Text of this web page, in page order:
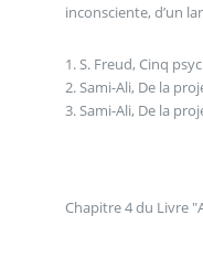
inconsciente, d’un
1. S. Freud, Cinq
2. Sami-Ali, De la
3. Sami-Ali, De la
Chapitre 4 du Livre